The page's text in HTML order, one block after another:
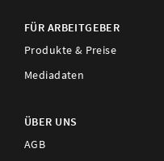
FÜR ARBEITGEBER
Produkte & Preise
Mediadaten
ÜBER UNS
AGB